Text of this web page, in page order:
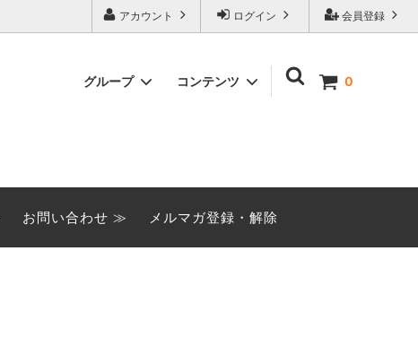
会員登録
ログイン
アカウント
0
グループ コンテンツ
お問い合わせ ≫ メルマガ登録・解除